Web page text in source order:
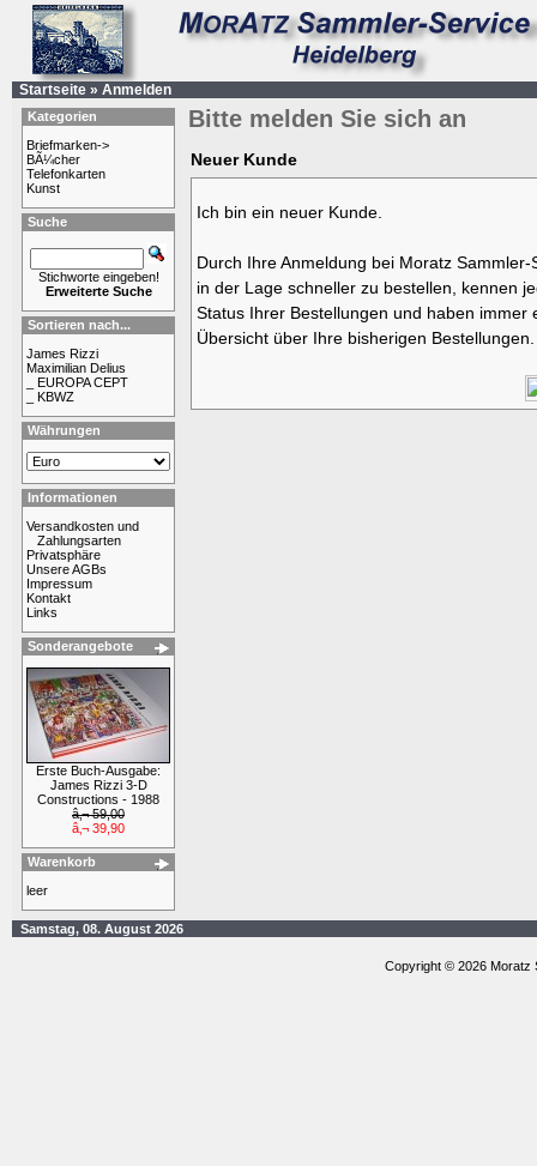
Startseite » Anmelden
Kategorien
Briefmarken->
BÃ¼cher
Telefonkarten
Kunst
Suche
Stichworte eingeben!
Erweiterte Suche
Sortieren nach...
James Rizzi
Maximilian Delius
_ EUROPA CEPT
_ KBWZ
Währungen
Informationen
Versandkosten und
Zahlungsarten
Privatsphäre
Unsere AGBs
Impressum
Kontakt
Links
Sonderangebote
Erste Buch-Ausgabe:
James Rizzi 3-D
Constructions - 1988
â‚¬ 59,00
â‚¬ 39,90
Warenkorb
leer
Bitte melden Sie sich an
Neuer Kunde
Ich bin ein neuer Kunde.
Durch Ihre Anmeldung bei Moratz Sammler-
in der Lage schneller zu bestellen, kennen
Status Ihrer Bestellungen und haben immer
Übersicht über Ihre bisherigen Bestellungen.
Samstag, 08. August 2026
Copyright © 2026 Moratz